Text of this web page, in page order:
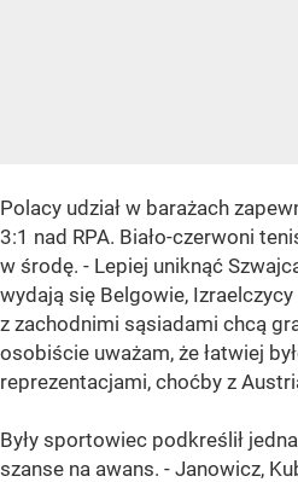
Polacy udział w barażach
3:1 nad RPA. Biało-czerwoni
w środę. - Lepiej uniknąć
wydają się Belgowie, Izraelczycy
z zachodnimi sąsiadami chcą
osobiście uważam, że łatwiej
reprezentacjami, choćby z
Były sportowiec podkreślił
szanse na awans. - Janowicz,